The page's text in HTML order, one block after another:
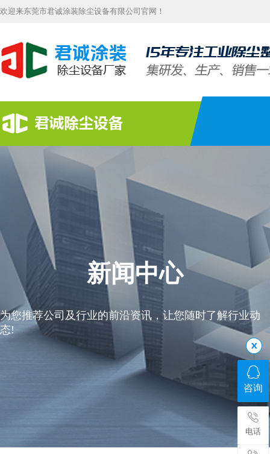
欢迎来东莞市君诚涂装除尘设备有限公司官网！
新闻中心
为您推荐公司及行业的前沿资讯，让您随时了解行业动
态!
咨询
电话